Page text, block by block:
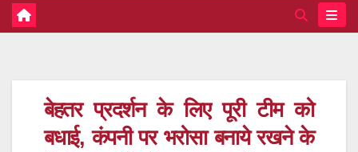
बेहतर प्रदर्शन के लिए पूरी टीम को
बधाई, कंपनी पर भरोसा बनाये रखने के